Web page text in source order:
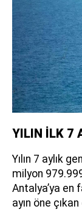
YILIN İLK 7
Yılın 7 aylık
milyon
Antalya’ya
ayın öne